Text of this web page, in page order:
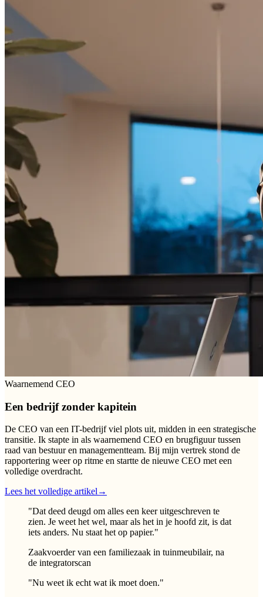
Waarnemend CEO
Een bedrijf zonder kapitein
De CEO van een IT-bedrijf viel plots uit, midden in een strategische
transitie. Ik stapte in als waarnemend CEO en brugfiguur tussen
raad van bestuur en managementteam. Bij mijn vertrek stond de
rapportering weer op ritme en startte de nieuwe CEO met een
volledige overdracht.
Lees het volledige artikel→
"Dat deed deugd om alles een keer uitgeschreven te
zien. Je weet het wel, maar als het in je hoofd zit, is dat
iets anders. Nu staat het op papier."
Zaakvoerder van een familiezaak in tuinmeubilair, na
de integratorscan
"Nu weet ik echt wat ik moet doen."